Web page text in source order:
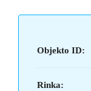
Objekto ID:
Rinka: